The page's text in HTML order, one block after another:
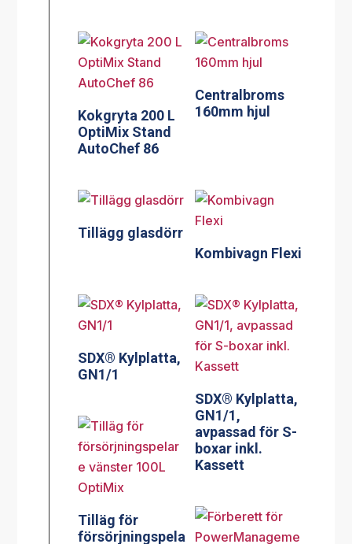
Kokgryta 200 L
OptiMix Stand
AutoChef 86
Centralbroms
160mm hjul
Tillägg glasdörr
Kombivagn Flexi
SDX® Kylplatta,
GN1/1
SDX® Kylplatta,
GN1/1,
avpassad för S-
boxar inkl.
Kassett
Tilläg för
försörjningspela